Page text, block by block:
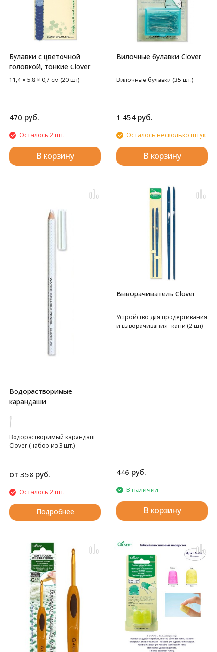
Булавки с цветочной
головкой, тонкие Clover
11,4 × 5,8 × 0,7 см (20 шт)
470 руб.
Осталось 2 шт.
В корзину
Вилочные булавки Clover
Вилочные булавки (35 шт.)
1 454 руб.
Осталось несколько штук
В корзину
Водорастворимые
карандаши
Водорастворимый карандаш
Clover (набор из 3 шт.)
от 358 руб.
Осталось 2 шт.
Подробнее
Выворачиватель Clover
Устройство для продергивания
и выворачивания ткани (2 шт)
446 руб.
В наличии
В корзину